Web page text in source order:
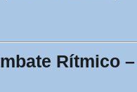
Rítmico